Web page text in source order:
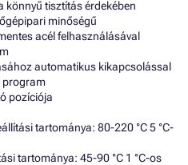
könnyű tisztítás érdekében
minőségű
acél felhasználásával
automatikus kikapcsolással
program
pozíciója
tartománya: 80-220 °C 5 °C-
tartománya: 45-90 °C 1 °C-os